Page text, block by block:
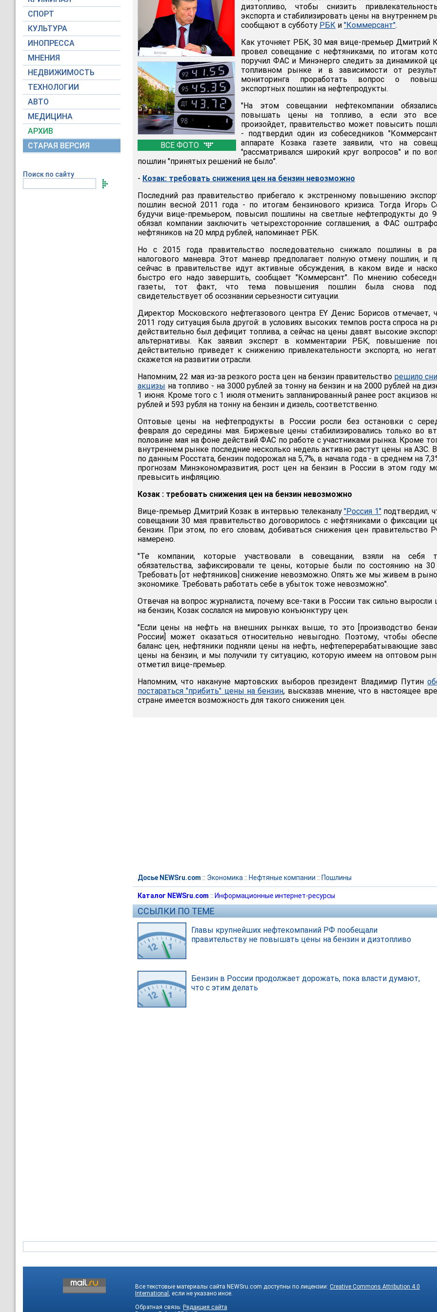
СПОРТ
КУЛЬТУРА
ИНОПРЕССА
МНЕНИЯ
НЕДВИЖИМОСТЬ
ТЕХНОЛОГИИ
АВТО
МЕДИЦИНА
АРХИВ
СТАРАЯ ВЕРСИЯ
Поиск по сайту
ВСЕ ФОТО
дизтопливо, чтобы снизить
экспорта и стабилизировать цены на внутреннем
сообщают в субботу РБК и "Коммерсант".
Как уточняет РБК, 30 мая вице-премьер Дмитрий
провел совещание с нефтяниками, по итогам
поручил ФАС и Минэнерго следить за динамикой
топливном рынке и в зависимости от
мониторинга проработать вопрос о
экспортных пошлин на нефтепродукты.
"На этом совещании нефтекомпании
повышать цены на топливо, а если это
произойдет, правительство может повысить
- подтвердил один из собеседников
аппарате Козака газете заявили, что на
"рассматривался широкий круг вопросов" и по
пошлин "принятых решений не было".
- Козак: требовать снижения цен на бензин невозможно
Последний раз правительство прибегало к экстренному повышению
пошлин весной 2011 года - по итогам бензинового кризиса. Тогда Игорь
будучи вице-премьером, повысил пошлины на светлые нефтепродукты до
обязал компании заключить четырехсторонние соглашения, а ФАС
нефтяников на 20 млрд рублей, напоминает РБК.
Но с 2015 года правительство последовательно снижало пошлины в
налогового маневра. Этот маневр предполагает полную отмену пошлин, и
сейчас в правительстве идут активные обсуждения, в каком виде и
быстро его надо завершить, сообщает "Коммерсант". По мнению
газеты, тот факт, что тема повышения пошлин была снова
свидетельствует об осознании серьезности ситуации.
Директор Московского нефтегазового центра EY Денис Борисов отмечает,
2011 году ситуация была другой: в условиях высоких темпов роста спроса на
действительно был дефицит топлива, а сейчас на цены давят высокие
альтернативы. Как заявил эксперт в комментарии РБК, повышение
действительно приведет к снижению привлекательности экспорта, но
скажется на развитии отрасли.
Напомним, 22 мая из-за резкого роста цен на бензин правительство решило
акцизы на топливо - на 3000 рублей за тонну на бензин и на 2000 рублей на
1 июня. Кроме того с 1 июля отменить запланированный ранее рост акцизов
рублей и 593 рубля на тонну на бензин и дизель, соответственно.
Оптовые цены на нефтепродукты в России росли без остановки с
февраля до середины мая. Биржевые цены стабилизировались только во
половине мая на фоне действий ФАС по работе с участниками рынка. Кроме
внутреннем рынке последние несколько недель активно растут цены на АЗС.
по данным Росстата, бензин подорожал на 5,7%, в начала года - в среднем на
прогнозам Минэкономразвития, рост цен на бензин в России в этом году
превысить инфляцию.
Козак : требовать снижения цен на бензин невозможно
Вице-премьер Дмитрий Козак в интервью телеканалу "Россия 1"подтвердил,
совещании 30 мая правительство договорилось с нефтяниками о фиксации
бензин. При этом, по его словам, добиваться снижения цен правительство
намерено.
"Те компании, которые участвовали в совещании, взяли на себя
обязательства, зафиксировали те цены, которые были по состоянию на
Требовать [от нефтяников] снижение невозможно. Опять же мы живем в
экономике. Требовать работать себе в убыток тоже невозможно".
Отвечая на вопрос журналиста, почему все-таки в России так сильно выросли
на бензин, Козак сослался на мировую конъюнктуру цен.
"Если цены на нефть на внешних рынках выше, то это [производство
России] может оказаться относительно невыгодно. Поэтому, чтобы
баланс цен, нефтяники подняли цены на нефть, нефтеперерабатывающие
цены на бензин, и мы получили ту ситуацию, которую имеем на оптовом
отметил вице-премьер.
Напомним, что накануне мартовских выборов президент Владимир Путин
постараться "прибить" цены на бензин, высказав мнение, что в настоящее
стране имеется возможность для такого снижения цен.
Досье NEWSru.com :: Экономика :: Нефтяные компании :: Пошлины
Каталог NEWSru.com :: Информационные интернет-ресурсы
ССЫЛКИ ПО ТЕМЕ
Главы крупнейших нефтекомпаний РФ пообещали
правительству не повышать цены на бензин и дизтопливо
Бензин в России продолжает дорожать, пока власти думают,
что с этим делать
Все текстовые материалы сайта NEWSru.com доступны по лицензии: Creative Commons Attribution 4.0
International , если не указано иное.
Обратная связь: Редакция сайта